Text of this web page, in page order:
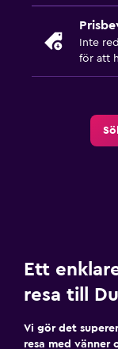
Inte
för att
Ett
resa till
Vi gör det
resa med vänner